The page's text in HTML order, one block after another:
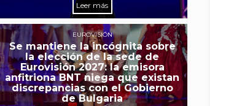
Leer más
EUROVISIÓN
Se mantiene la incógnita sobre
la elección de la sede de
Eurovisión 2027: la emisora
anfitriona BNT niega que existan
discrepancias con el Gobierno
de Bulgaria